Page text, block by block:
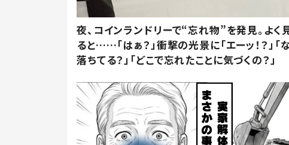
夜、コインランドリーで“忘れ物”を発見。よく
ると……「はぁ？」衝撃の光景に「エーッ！？」「
落ちてる？」「どこで忘れたことに気づくの？」